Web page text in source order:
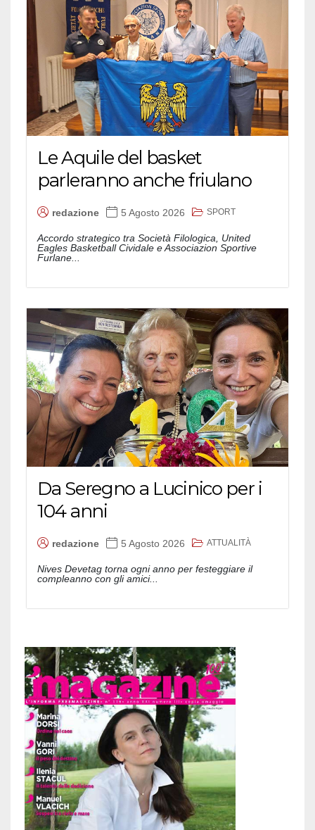
Le Aquile del basket
parleranno anche friulano
redazione 5 Agosto 2026 SPORT
Accordo strategico tra Società Filologica, United
Eagles Basketball Cividale e Associazion Sportive
Furlane...
Da Seregno a Lucinico per i
104 anni
redazione 5 Agosto 2026 ATTUALITÀ
Nives Devetag torna ogni anno per festeggiare il
compleanno con gli amici...